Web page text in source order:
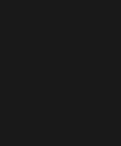
nueva)
ventana nueva)